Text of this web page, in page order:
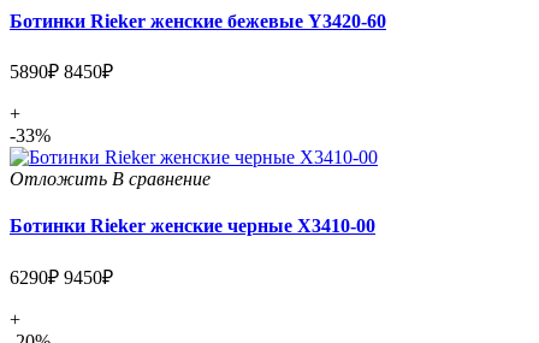
Ботинки Rieker женские бежевые Y3420-60
5890₽ 8450₽
+
-33%
Отложить В сравнение
Ботинки Rieker женские черные X3410-00
6290₽ 9450₽
+